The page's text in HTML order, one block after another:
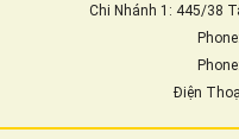
Chi Nhánh 1: 445/38
Điện